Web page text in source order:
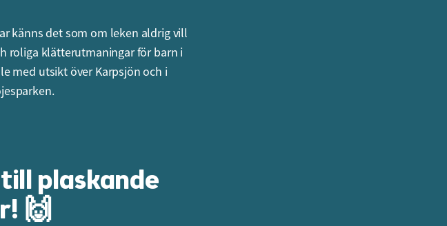
känns det som om leken aldrig vill
roliga klätterutmaningar för barn i
med utsikt över Karpsjön och i
plaskande
🙌